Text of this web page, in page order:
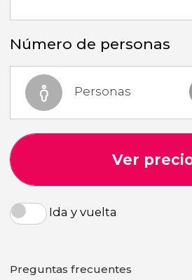
Número de personas
Personas
Ver
Ida y vuelta
Preguntas frecuentes